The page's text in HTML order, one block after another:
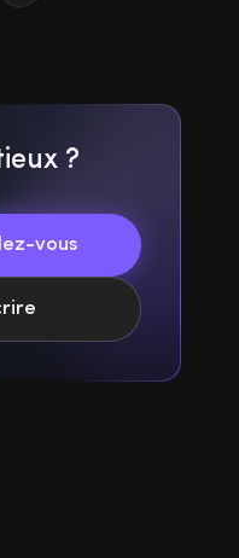
?
vous